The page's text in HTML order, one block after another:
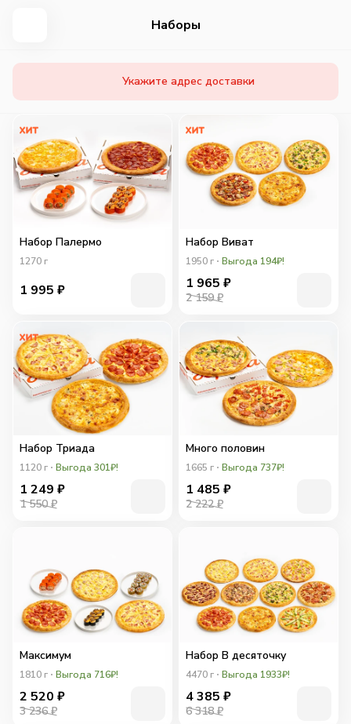
Наборы
Укажите адрес доставки
Набор Палермо
1270 г
1 995 ₽
Набор Виват
1950 г Выгода 194₽!
1 965 ₽
2 159 ₽
Набор Триада
1120 г Выгода 301₽!
1 249 ₽
1 550 ₽
Много половин
1665 г Выгода 737₽!
1 485 ₽
2 222 ₽
Максимум
1810 г Выгода 716₽!
2 520 ₽
3 236 ₽
Набор В десяточку
4470 г Выгода 1933₽!
4 385 ₽
6 318 ₽